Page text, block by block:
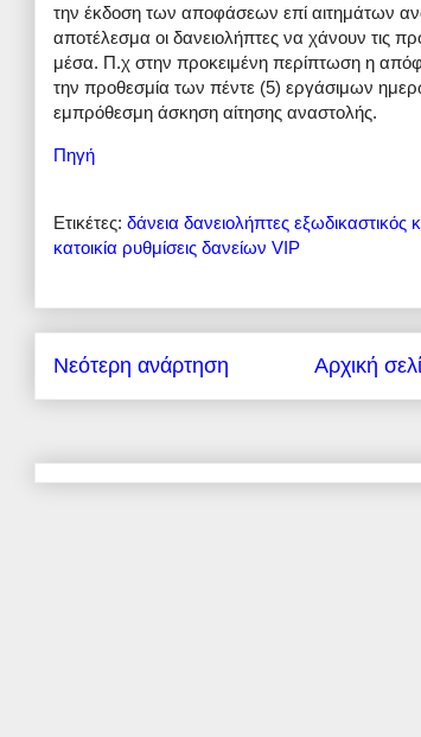
την έκδοση των αποφάσεων επί αιτημάτων
αποτέλεσμα οι δανειολήπτες να χάνουν τις
μέσα. Π.χ στην προκειμένη περίπτωση η
την προθεσμία των πέντε (5) εργάσιμων
εμπρόθεσμη άσκηση αίτησης αναστολής.
Πηγή
Ετικέτες: δάνεια δανειολήπτες εξωδικαστικός
κατοικία ρυθμίσεις δανείων VIP
Νεότερη ανάρτηση Αρχική